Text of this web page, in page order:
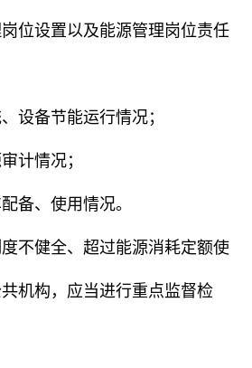
设置以及能源管理岗位责任
备节能运行情况；
情况；
、使用情况。
健全、超过能源消耗定额使
机构，应当进行重点监督检